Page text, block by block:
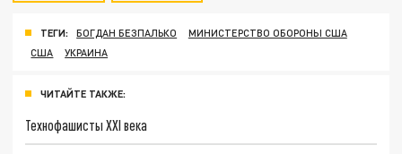
ТЕГИ: БОГДАН БЕЗПАЛЬКО
МИНИСТЕРСТВО ОБОРОНЫ США
США
УКРАИНА
ЧИТАЙТЕ ТАКЖЕ:
Технофашисты XXI века